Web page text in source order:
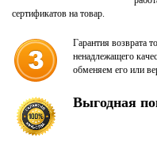
сертификатов на товар.
Гарантия возврата
ненадлежащего
обменяем его или
Выгодная